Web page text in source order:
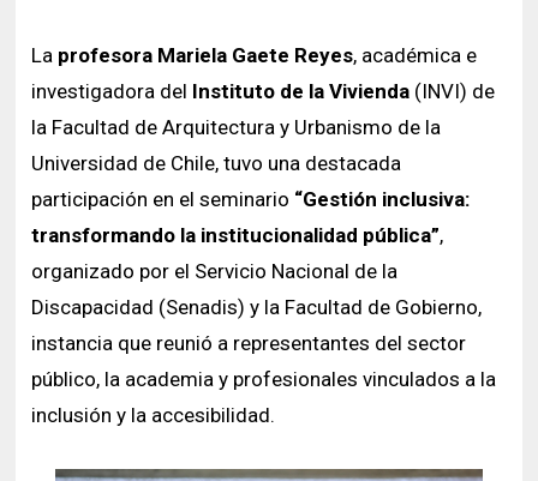
La profesora Mariela Gaete Reyes, académica e
investigadora del Instituto de la Vivienda (INVI) de
la Facultad de Arquitectura y Urbanismo de la
Universidad de Chile, tuvo una destacada
participación en el seminario “Gestión inclusiva:
transformando la institucionalidad pública”,
organizado por el Servicio Nacional de la
Discapacidad (Senadis) y la Facultad de Gobierno,
instancia que reunió a representantes del sector
público, la academia y profesionales vinculados a la
inclusión y la accesibilidad.